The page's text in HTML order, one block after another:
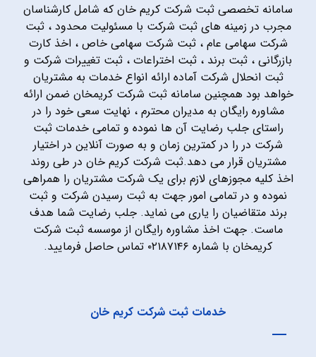
سامانه تخصصی ثبت شرکت کریم خان که شامل کارشناسان
مجرب در زمینه های ثبت شرکت با مسئولیت محدود ، ثبت
شرکت سهامی عام ، ثبت شرکت سهامی خاص ، اخذ کارت
بازرگانی ، ثبت برند ، ثبت اختراعات ، ثبت تغییرات شرکت و
ثبت انحلال شرکت آماده ارائه انواع خدمات به مشتریان
خواهد بود همچنین سامانه ثبت شرکت کریمخان ضمن ارائه
مشاوره رایگان به مدیران محترم ، نهایت سعی خود را در
راستای جلب رضایت آن ها نموده و تمامی خدمات ثبت
شرکت در را در کمترین زمان و به صورت آنلاین در اختیار
مشتریان قرار می دهد.ثبت شرکت کریم خان در طی روند
اخذ کلیه مجوزهای لازم برای یک شرکت مشتریان را همراهی
نموده و در تمامی امور جهت به ثبت رسیدن شرکت و ثبت
برند متقاضیان را یاری می نماید. جلب رضایت شما هدف
ماست. جهت اخذ مشاوره رایگان از موسسه ثبت شرکت
کریمخان با شماره ۰۲۱۸۷۱۴۶ تماس حاصل فرمایید.
خدمات ثبت شرکت کریم خان